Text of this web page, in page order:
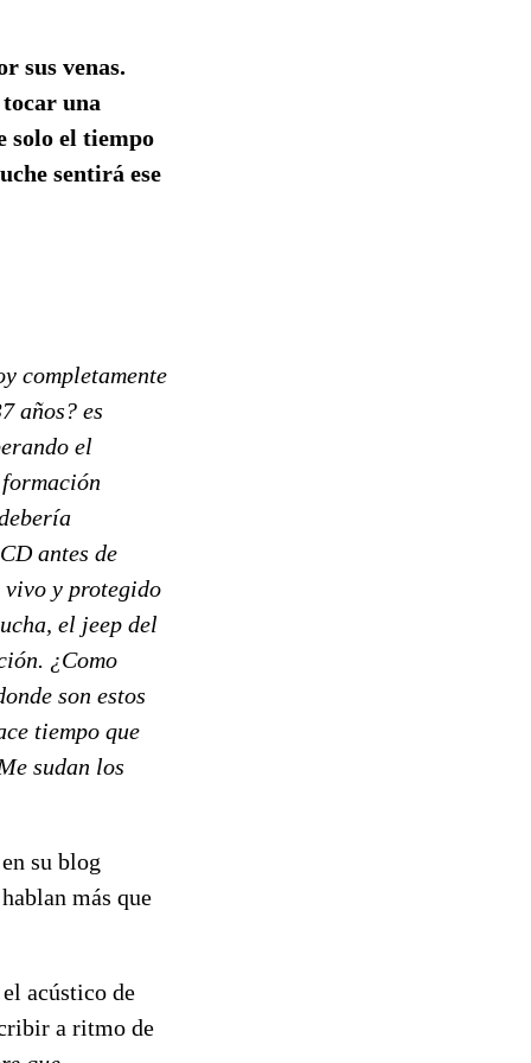
sus venas.
una
solo el tiempo
sentirá ese
completamente
años? es
el
antes de
vivo y protegido
el jeep del
¿Como
son estos
tiempo que
sudan los
en su blog
más que
acústico de
a ritmo de